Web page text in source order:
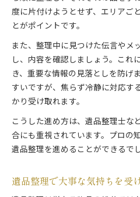
度に片付けようとせず、エリアご
とがポイントです。
また、整理中に見つけた伝言やメ
し、内容を確認しましょう。これ
き、重要な情報の見落としを防げ
すいですが、焦らず冷静に対応す
かり受け取れます。
こうした進め方は、遺品整理士な
合にも重視されています。プロの
遺品整理を進めることができるでし
遺品整理で大事な気持ちを受